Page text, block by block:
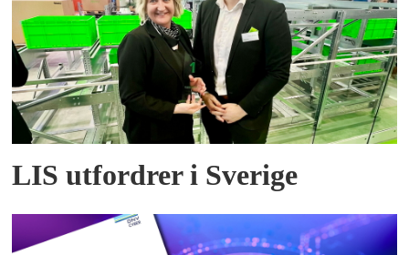
LIS utfordrer i Sverige